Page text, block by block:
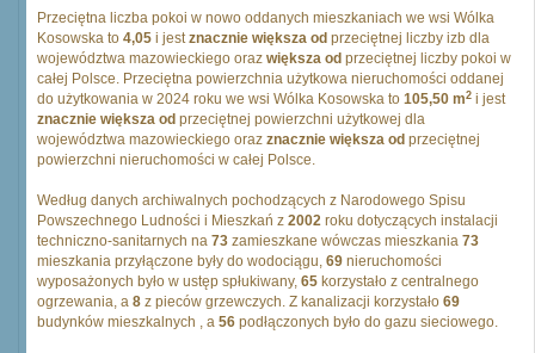
Przeciętna liczba pokoi w nowo oddanych mieszkaniach we wsi Wólka
Kosowska to 4,05 i jestznacznie większa od przeciętnej liczby izb dla
województwa mazowieckiego oraz większa od przeciętnej liczby pokoi w
całej Polsce. Przeciętna powierzchnia użytkowa nieruchomości oddanej
do użytkowania w 2024 roku we wsi Wólka Kosowska to 105,50 m2 i jest
znacznie większa od przeciętnej powierzchni użytkowej dla
województwa mazowieckiego oraz znacznie większa od przeciętnej
powierzchni nieruchomości w całej Polsce.
Według danych archiwalnych pochodzących z Narodowego Spisu
Powszechnego Ludności i Mieszkań z 2002 roku dotyczących instalacji
techniczno-sanitarnych na 73 zamieszkane wówczas mieszkania 73
mieszkania przyłączone były do wodociągu, 69 nieruchomości
wyposażonych było w ustęp spłukiwany, 65 korzystało z centralnego
ogrzewania, a 8 z pieców grzewczych. Z kanalizacji korzystało 69
budynków mieszkalnych , a 56 podłączonych było do gazu sieciowego.